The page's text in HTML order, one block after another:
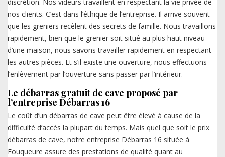
nos clients. C’est dans l’éthique de l’entreprise. Il arrive souvent
que les greniers recèlent des secrets de famille. Nous travaillons
rapidement, bien que le grenier soit situé au plus haut niveau
d’une maison, nous savons travailler rapidement en respectant
les autres pièces. Et s’il existe une ouverture, nous effectuons
l’enlèvement par l’ouverture sans passer par l’intérieur.
Le débarras gratuit de cave proposé par
l’entreprise Débarras 16
Le coût d’un débarras de cave peut être élevé à cause de la
difficulté d’accès la plupart du temps. Mais quel que soit le prix
débarras de cave, notre entreprise Débarras 16 située à
Fouqueure assure des prestations de qualité quant au